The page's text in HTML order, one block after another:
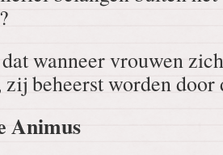
wanneer vrouwen
beheerst worden door
Animus